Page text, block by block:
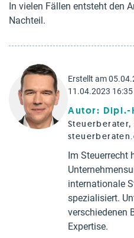
In vielen Fällen entsteht den
Nachteil.
Erstellt am
11.04.2023 16:35
Autor: Dipl.-
Im Steuerrecht
internationale
spezialisiert.
verschiedenen
Expertise.